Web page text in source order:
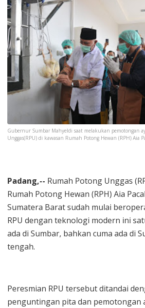
Gubernur Sumbar Mahyeldi saat melakukan pemotongan
Unggas(RPU) di kawasan Rumah Potong Hewan (RPH) Aia
Padang,-- Rumah Potong Unggas
Rumah Potong Hewan (RPH) Aia
Sumatera Barat sudah mulai
RPU dengan teknologi modern ini
ada di Sumbar, bahkan cuma ada di
tengah.
Peresmian RPU tersebut ditandai
penguntingan pita dan pemotongan